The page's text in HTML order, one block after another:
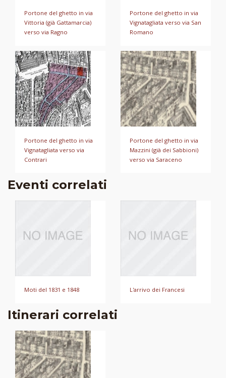
Portone del ghetto in via
Vittoria (già Gattamarcia)
verso via Ragno
Portone del ghetto in via
Vignatagliata verso via San
Romano
Portone del ghetto in via
Vignatagliata verso via
Contrari
Portone del ghetto in via
Mazzini (già dei Sabbioni)
verso via Saraceno
Eventi correlati
Moti del 1831 e 1848 L'arrivo dei Francesi
Itinerari correlati